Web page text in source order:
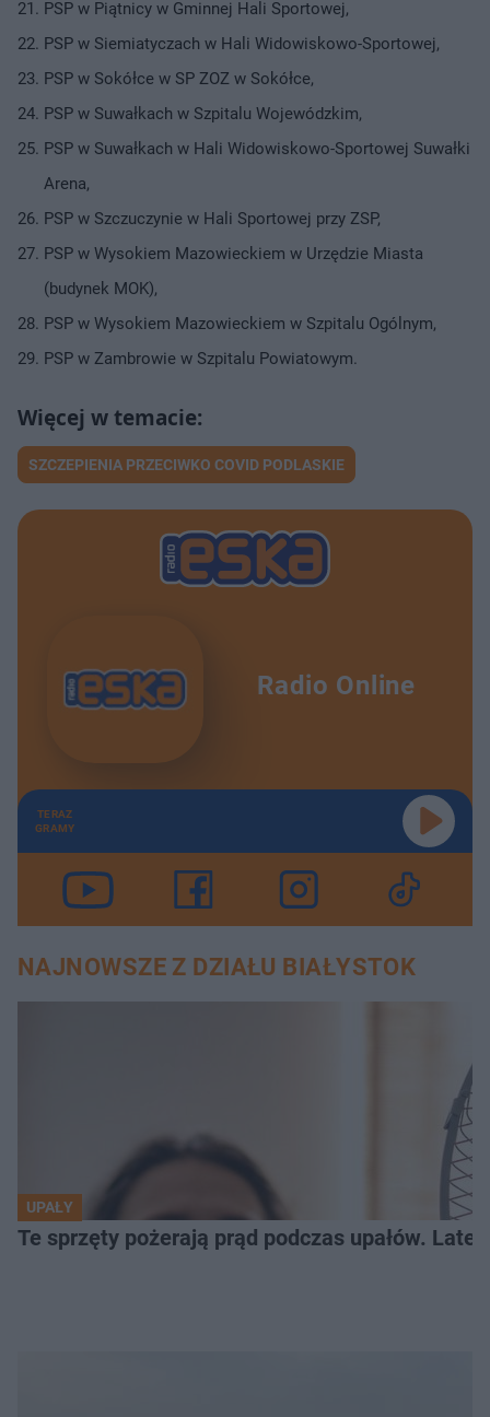
PSP w Piątnicy w Gminnej Hali Sportowej,
PSP w Siemiatyczach w Hali Widowiskowo-Sportowej,
PSP w Sokółce w SP ZOZ w Sokółce,
PSP w Suwałkach w Szpitalu Wojewódzkim,
PSP w Suwałkach w Hali Widowiskowo-Sportowej Suwałki
Arena,
PSP w Szczuczynie w Hali Sportowej przy ZSP,
PSP w Wysokiem Mazowieckiem w Urzędzie Miasta
(budynek MOK),
PSP w Wysokiem Mazowieckiem w Szpitalu Ogólnym,
PSP w Zambrowie w Szpitalu Powiatowym.
SZCZEPIENIA PRZECIWKO COVID PODLASKIE
Radio Online
TERAZ
GRAMY
NAJNOWSZE Z DZIAŁU BIAŁYSTOK
UPAŁY
Te sprzęty pożerają prąd podczas upałów.